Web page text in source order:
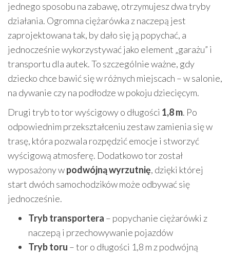
jednego sposobu na zabawę, otrzymujesz dwa tryby
działania. Ogromna ciężarówka z naczepą jest
zaprojektowana tak, by dało się ją popychać, a
jednocześnie wykorzystywać jako element „garażu” i
transportu dla autek. To szczególnie ważne, gdy
dziecko chce bawić się w różnych miejscach – w salonie,
na dywanie czy na podłodze w pokoju dziecięcym.
Drugi tryb to tor wyścigowy o długości 1,8 m. Po
odpowiednim przekształceniu zestaw zamienia się w
trasę, która pozwala rozpędzić emocje i stworzyć
wyścigową atmosferę. Dodatkowo tor został
wyposażony wpodwójną wyrzutnię, dzięki której
start dwóch samochodzików może odbywać się
jednocześnie.
Tryb transportera – popychanie ciężarówki z
naczepą i przechowywanie pojazdów
Tryb toru – tor o długości 1,8 m z podwójną